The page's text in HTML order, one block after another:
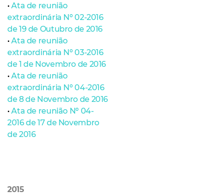
• Ata de reunião
extraordinária Nº 02-2016
de 19 de Outubro de 2016
• Ata de reunião
extraordinária Nº 03-2016
de 1 de Novembro de 2016
• Ata de reunião
extraordinária Nº 04-2016
de 8 de Novembro de 2016
• Ata de reunião Nº 04-
2016 de 17 de Novembro
de 2016
2015